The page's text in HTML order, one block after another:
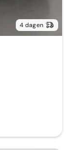
4 dagen